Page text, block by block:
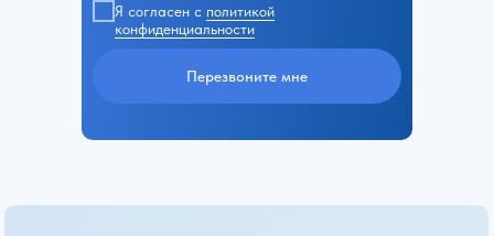
Я согласен с политикой
конфиденциальности
Перезвоните мне